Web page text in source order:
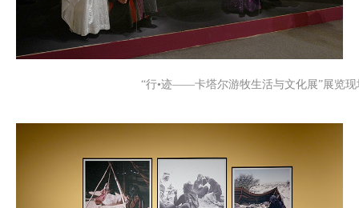
“行•迹——卡塔尔游牧生活与文化展”展览